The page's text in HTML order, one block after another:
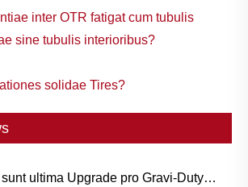
inter OTR fatigat cum tubulis
sine tubulis interioribus?
solidae Tires?
ultima Upgrade pro Gravi-Duty